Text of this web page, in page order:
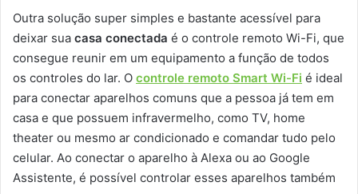
Outra solução super simples e bastante acessível para
deixar sua casa conectada é o controle remoto Wi-Fi, que
consegue reunir em um equipamento a função de todos
os controles do lar. O controle remoto Smart Wi-Fi é ideal
para conectar aparelhos comuns que a pessoa já tem em
casa e que possuem infravermelho, como TV, home
theater ou mesmo ar condicionado e comandar tudo pelo
celular. Ao conectar o aparelho à Alexa ou ao Google
Assistente, é possível controlar esses aparelhos também